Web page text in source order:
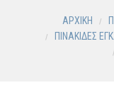
ΑΡΧΙΚΗ
ΠΙΝΑΚΙΔΕΣ